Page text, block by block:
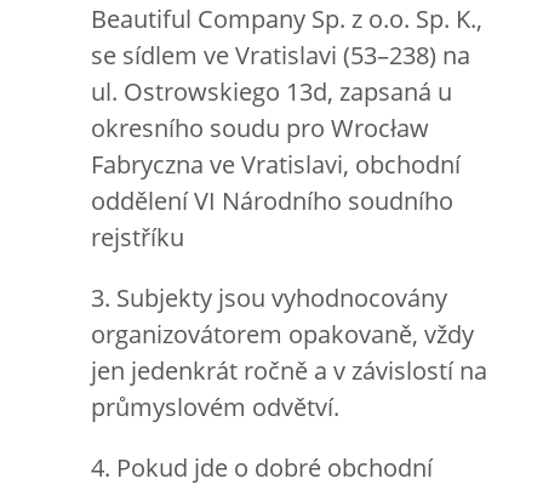
Beautiful Company Sp. z o.o. Sp. K.,
se sídlem ve Vratislavi (53–238) na
ul. Ostrowskiego 13d, zapsaná u
okresního soudu pro Wrocław
Fabryczna ve Vratislavi, obchodní
oddělení VI Národního soudního
rejstříku
3. Subjekty jsou vyhodnocovány
organizovátorem opakovaně, vždy
jen jedenkrát ročně a v závislostí na
průmyslovém odvětví.
4. Pokud jde o dobré obchodní